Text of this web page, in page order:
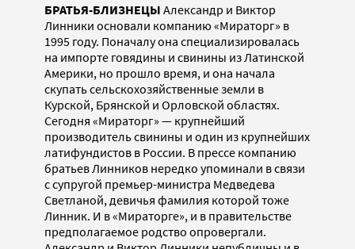
БРАТЬЯ-БЛИЗНЕЦЫ Александр и Виктор
Линники основали компанию «Мираторг» в
1995 году. Поначалу она специализировалась
на импорте говядины и свинины из Латинской
Америки, но прошло время, и она начала
скупать сельскохозяйственные земли в
Курской, Брянской и Орловской областях.
Сегодня «Мираторг» — крупнейший
производитель свинины и один из крупнейших
латифундистов в России. В прессе компанию
братьев Линников нередко упоминали в связи
с супругой премьер-министра Медведева
Светланой, девичья фамилия которой тоже
Линник. И в «Мираторге», и в правительстве
предполагаемое родство опровергали.